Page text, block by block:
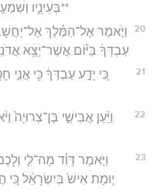
**בְּעֵינָ֑יו
20
וַיֹּ֣אמֶר אֶל־הַמֶּ֗לֶךְ
עַבְדְּךָ֔ בַּיּ֕וֹם אֲשֶׁר־יָׄצָ֥ׄאׄ
21
כִּ֚י יָדַ֣ע עַבְדְּךָ֔ כִּ֖י אֲנִ֣י
22
וַיַּ֨עַן אֲבִישַׁ֤י
23
וַיֹּ֣אמֶר דָּוִ֗ד מַה־לִּ֤י
י֤וּמַת אִישׁ֙ בְּיִשְׂרָאֵ֔ל כִּ֚י